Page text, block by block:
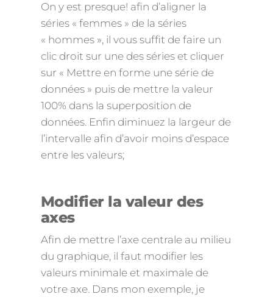
On y est presque! afin d’aligner la
séries « femmes » de la séries
« hommes », il vous suffit de faire un
clic droit sur une des séries et cliquer
sur « Mettre en forme une série de
données » puis de mettre la valeur
100% dans la superposition de
données. Enfin diminuez la largeur de
l’intervalle afin d’avoir moins d’espace
entre les valeurs;
Modifier la valeur des
axes
Afin de mettre l’axe centrale au milieu
du graphique, il faut modifier les
valeurs minimale et maximale de
votre axe. Dans mon exemple, je